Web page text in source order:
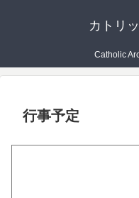
カトリ
Catholic
行事予定